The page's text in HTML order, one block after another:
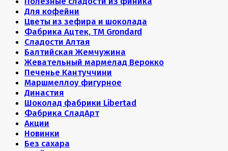
Для кофейни
Цветы из зефира и шоколада
Фабрика Ацтек, ТМ Grondard
Сладости Алтая
Балтийская Жемчужина
Жевательный мармелад Верокко
Печенье Кантуччини
Маршмеллоу фигурное
Династия
Шоколад фабрики Libertad
Фабрика СладАрт
Акции
Новинки
Без сахара